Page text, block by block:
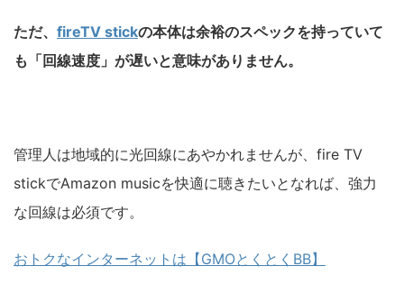
ただ、 fireTV stickの本体は余裕のスペックを持っていて
も「回線速度」が遅いと意味がありません。
管理人は地域的に光回線にあやかれませんが、fire TV
stickでAmazon musicを快適に聴きたいとなれば、強力
な回線は必須です。
おトクなインターネットは【GMOとくとくBB】